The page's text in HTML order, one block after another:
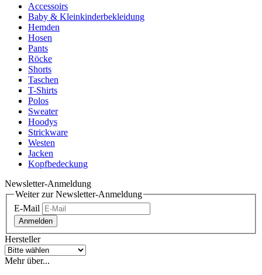
Accessoirs
Baby & Kleinkinderbekleidung
Hemden
Hosen
Pants
Röcke
Shorts
Taschen
T-Shirts
Polos
Sweater
Hoodys
Strickware
Westen
Jacken
Kopfbedeckung
Newsletter-Anmeldung
Weiter zur Newsletter-Anmeldung
E-Mail
Anmelden
Hersteller
Mehr über...